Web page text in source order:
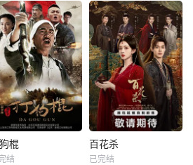
棍
结
百花杀
已完结